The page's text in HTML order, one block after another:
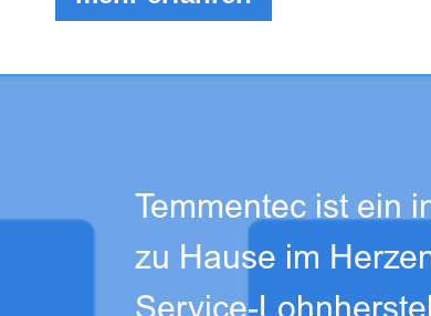
Temmentec ist ein
zu Hause im